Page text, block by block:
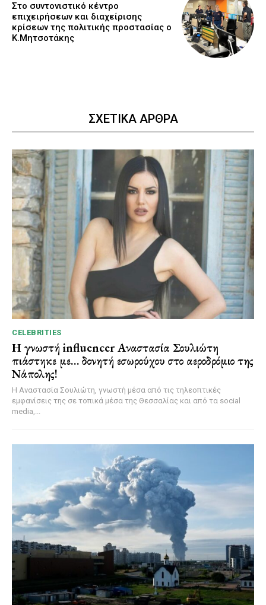
Στο συντονιστικό κέντρο
επιχειρήσεων και διαχείρισης
κρίσεων της πολιτικής προστασίας ο
Κ.Μητσοτάκης
ΣΧΕΤΙΚΑ ΑΡΘΡΑ
CELEBRITIES
Η γνωστή influencer Αναστασία Σουλιώτη
πιάστηκε με… δονητή εσωρούχου στο αεροδρόμιο της
Νάπολης!
Η Αναστασία Σουλιώτη, γνωστή μέσα από τις τηλεοπτικές
εμφανίσεις της σε τοπικά μέσα της Θεσσαλίας και από τα social
media,...